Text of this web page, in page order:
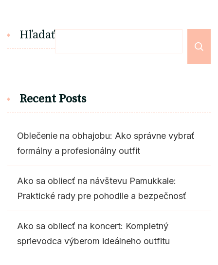
Hľadať
Recent Posts
Oblečenie na obhajobu: Ako správne vybrať
formálny a profesionálny outfit
Ako sa obliecť na návštevu Pamukkale:
Praktické rady pre pohodlie a bezpečnosť
Ako sa obliecť na koncert: Kompletný
sprievodca výberom ideálneho outfitu